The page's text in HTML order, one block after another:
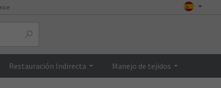
Restauración Indirecta Manejo de tejidos